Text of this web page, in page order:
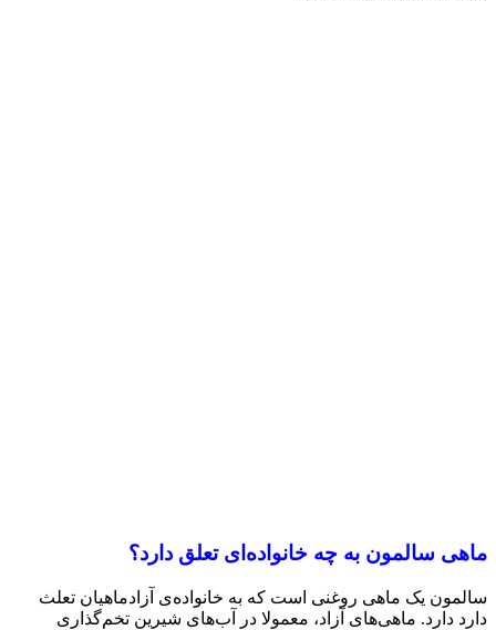
ماهی سالمون به چه خانواده‌ای تعلق دارد؟
سالمون یک ماهی روغنی است که به خانواده‌ی آزادماهیان تعلث
دارد دارد. ماهی‌های آزاد، معمولا در آب‌های شیرین تخم‌گذاری